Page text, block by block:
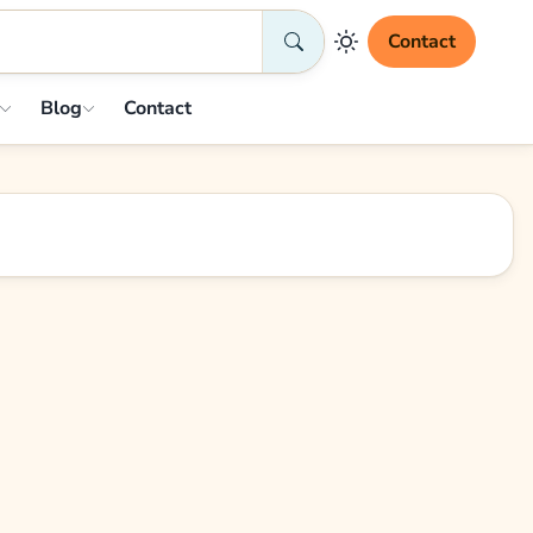
Contact
Blog Contact